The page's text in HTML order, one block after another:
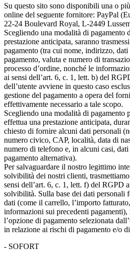
Su questo sito sono disponibili una o
online del seguente fornitore: PayPal
22-24 Boulevard Royal, L-2449
Scegliendo una modalità di pagamento
prestazione anticipata, saranno
pagamento (tra cui nome, indirizzo, dati
pagamento, valuta e numero di
processo d’ordine, nonché le
ai sensi dell’art. 6, c. 1, lett. b) del
dell’utente avviene in questo caso
gestione del pagamento a opera del
effettivamente necessario a tale scopo.
Scegliendo una modalità di pagamento
effettua una prestazione anticipata,
chiesto di fornire alcuni dati personali
numero civico, CAP, località, data di
numero di telefono e, in alcuni casi,
pagamento alternativa).
Per salvaguardare il nostro legittimo
solvibilità dei nostri clienti,
sensi dell’art. 6, c. 1, lett. f) del RGPD
solvibilità. Sulla base dei dati personali
dati (come il carrello, l’importo
informazioni sui precedenti
l’opzione di pagamento selezionata
in relazione ai rischi di pagamento e/o
- SOFORT